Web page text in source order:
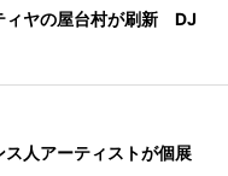
ィヤの屋台村が刷新 DJ
ス人アーティストが個展